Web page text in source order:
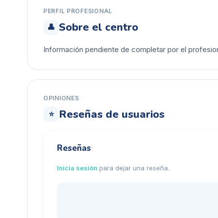
PERFIL PROFESIONAL
👤 Sobre el centro
Información pendiente de completar por el
OPINIONES
⭐ Reseñas de usuarios
Reseñas
Inicia sesión para dejar una reseña.